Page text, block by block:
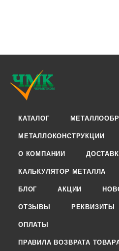
КАТАЛОГ
МЕТАЛЛОКОНСТРУКЦИИ
О КОМПАНИИ
КАЛЬКУЛЯТОР МЕТАЛЛА
БЛОГ АКЦИИ
ОТЗЫВЫ РЕКВИЗИТЫ
ОПЛАТЫ
ПРАВИЛА ВОЗВРАТА